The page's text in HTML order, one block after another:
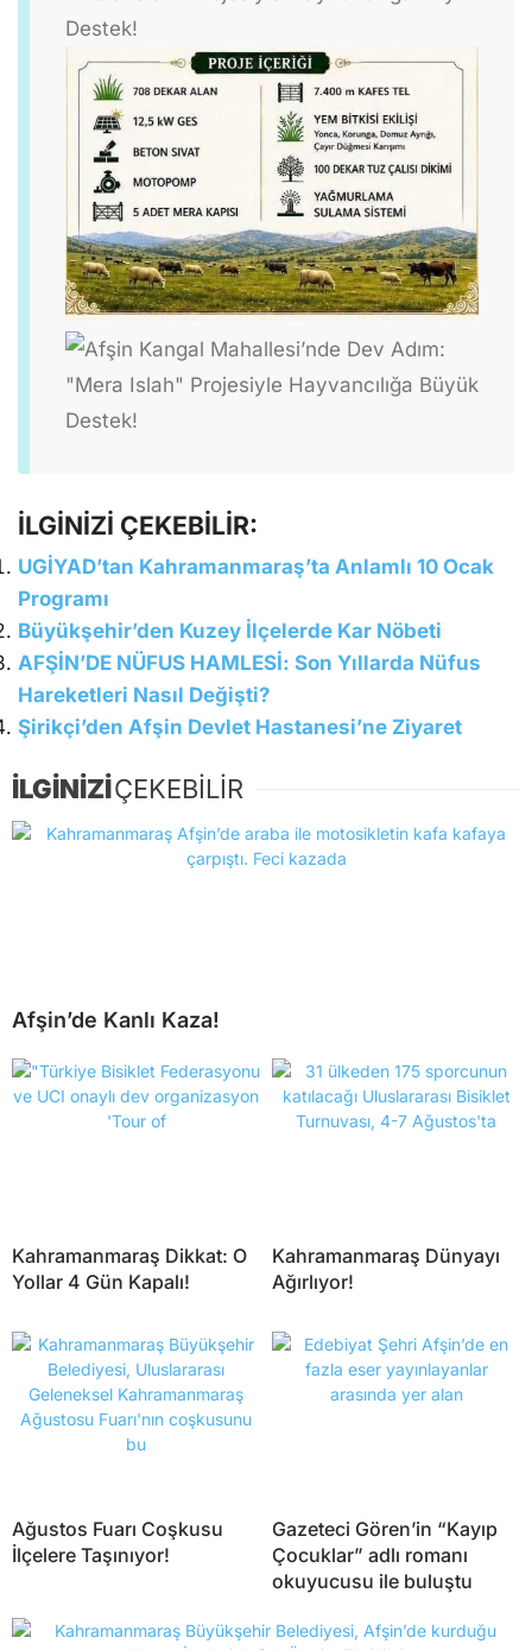
İLGİNİZİ ÇEKEBİLİR:
UGİYAD’tan Kahramanmaraş’ta Anlamlı 10 Ocak
Programı
Büyükşehir’den Kuzey İlçelerde Kar Nöbeti
AFŞİN’DE NÜFUS HAMLESİ: Son Yıllarda Nüfus
Hareketleri Nasıl Değişti?
Şirikçi’den Afşin Devlet Hastanesi’ne Ziyaret
İLGİNİZİÇEKEBİLİR
Afşin’de Kanlı Kaza!
Kahramanmaraş Dikkat: O
Yollar 4 Gün Kapalı!
Kahramanmaraş Dünyayı
Ağırlıyor!
Ağustos Fuarı Coşkusu
İlçelere Taşınıyor!
Gazeteci Gören’in “Kayıp
Çocuklar” adlı romanı
okuyucusu ile buluştu